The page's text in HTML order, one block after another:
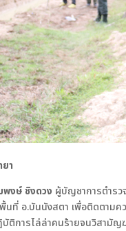
า
งษ์ ชิงดวง ผู้บัญชาการตำร
นที่ อ.บันนังสตา เพื่อติดตามค
ติการไล่ล่าคนร้ายจนวิสามั